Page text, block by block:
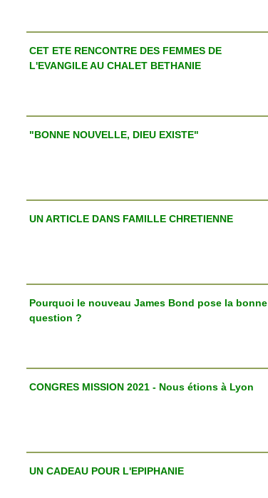
CET ETE RENCONTRE DES FEMMES DE
L'EVANGILE AU CHALET BETHANIE
"BONNE NOUVELLE, DIEU EXISTE"
UN ARTICLE DANS FAMILLE CHRETIENNE
Pourquoi le nouveau James Bond pose la bonne
question ?
CONGRES MISSION 2021 - Nous étions à Lyon
UN CADEAU POUR L'EPIPHANIE